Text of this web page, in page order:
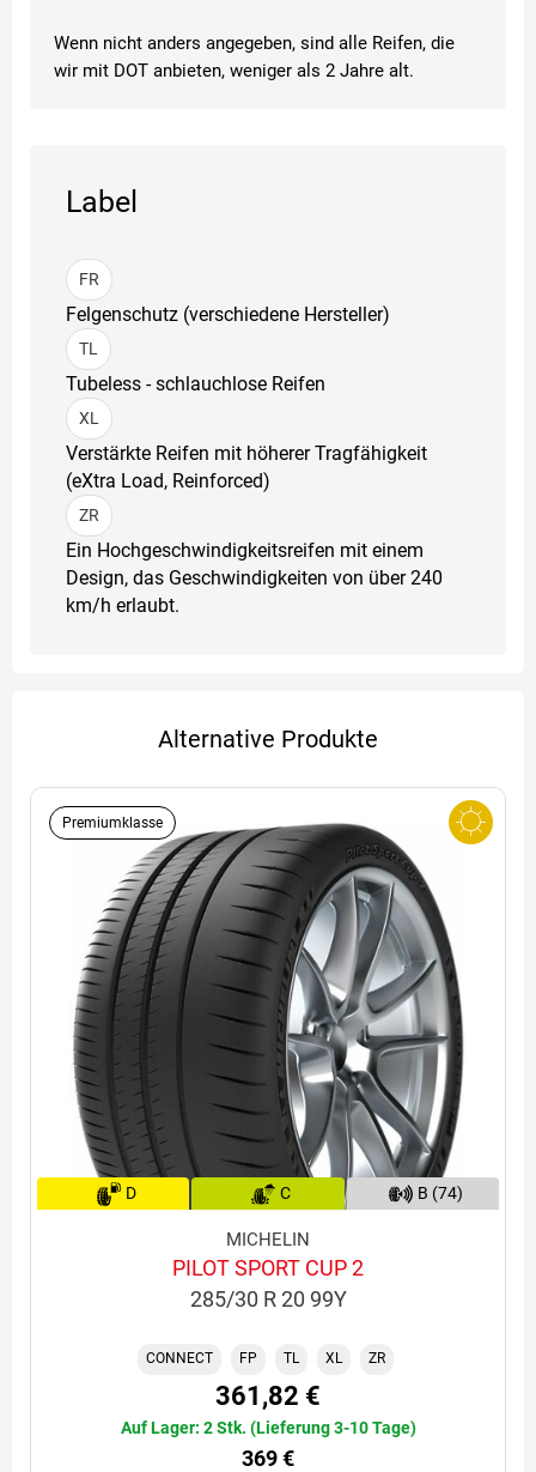
Wenn nicht anders angegeben, sind alle Reifen, die
wir mit DOT anbieten, weniger als 2 Jahre alt.
Label
FR
Felgenschutz (verschiedene Hersteller)
TL
Tubeless - schlauchlose Reifen
XL
Verstärkte Reifen mit höherer Tragfähigkeit
(eXtra Load, Reinforced)
ZR
Ein Hochgeschwindigkeitsreifen mit einem
Design, das Geschwindigkeiten von über 240
km/h erlaubt.
Alternative Produkte
Premiumklasse
D C B (74)
MICHELIN
PILOT SPORT CUP 2
285/30 R 20 99Y
CONNECT FP TL XL ZR
361,82 €
Auf Lager: 2 Stk. (Lieferung 3-10 Tage)
369 €